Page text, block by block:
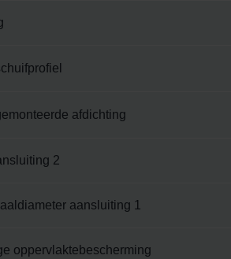
afdichting
2
aansluiting 1
oppervlaktebescherming